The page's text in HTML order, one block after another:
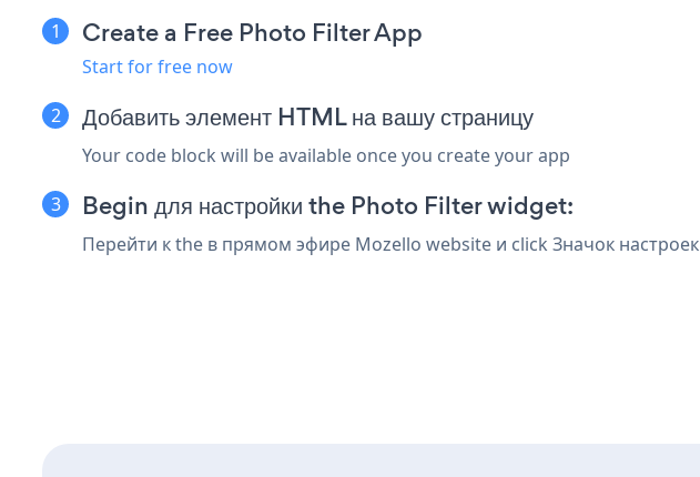
Create a Free Photo Filter App
Start for free now
Добавить элемент HTML на вашу страницу
Your code block will be available once you create your app
Begin для настройки the Photo Filter widget:
Перейти к the в прямом эфире Mozello website и click Значок настроек